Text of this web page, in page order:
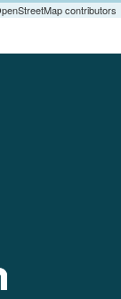
contributors